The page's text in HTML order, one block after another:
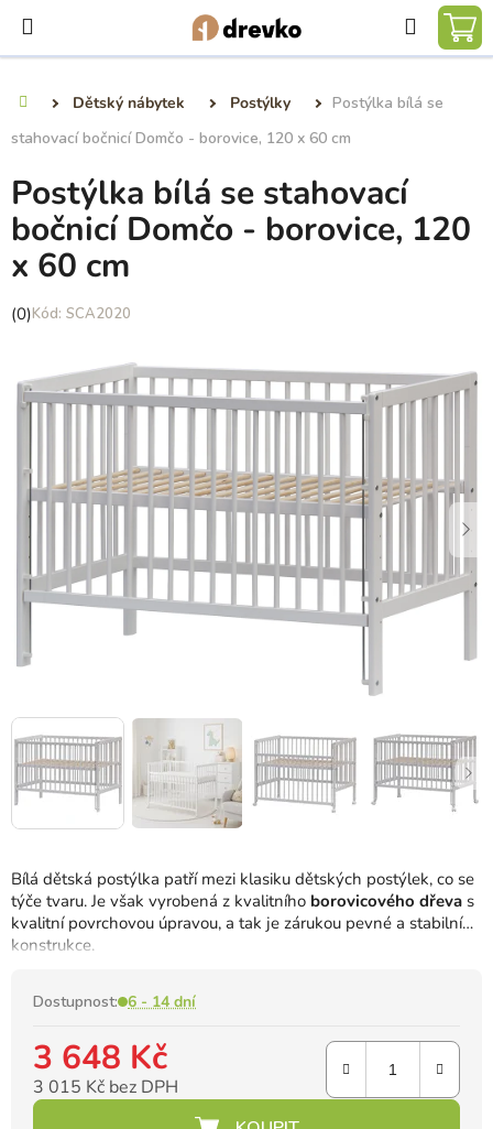
obsah
Hledat
Dětský nábytek Postýlky
Postýlka bílá se
stahovací bočnicí Domčo - borovice, 120 x 60 cm
Bílá dětská postýlka patří mezi klasiku dětských postýlek, co se
týče tvaru. Je však vyrobená z kvalitního borovicového dřeva s
kvalitní povrchovou úpravou, a tak je zárukou pevné a stabilní
konstrukce.
Dostupnost: 6 - 14 dní
3 648 Kč
3 015 Kč bez DPH
Postýlka bílá se stahovací
bočnicí Domčo - borovice, 120
x 60 cm
Průměrné
je
0,0
hvězdiček.
(0) SCA2020